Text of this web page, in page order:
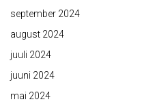
september 2024
august 2024
juuli 2024
juuni 2024
mai 2024